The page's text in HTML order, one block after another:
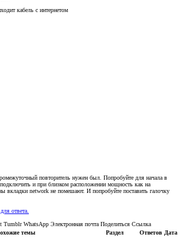
кабель с интернетом
повторитель нужен был. Попробуйте для начала в
подключить и при близком расположении мощность как на
вкладки network не помешают. И попробуйте поставить галочку
ответа.
Tumblr WhatsApp Электронная почта Поделиться Ссылка
темы Раздел Ответов Дата